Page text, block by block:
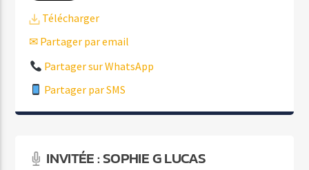
Télécharger
✉ Partager par email
Partager sur WhatsApp
Partager par SMS
INVITÉE : SOPHIE G LUCAS